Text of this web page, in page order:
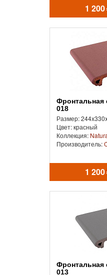
1 200
Фронтальная ступень Natura
018
Размер:
Цвет: красный
Коллекция:
Производитель:
1 200
Фронтальная ступень Natura
013